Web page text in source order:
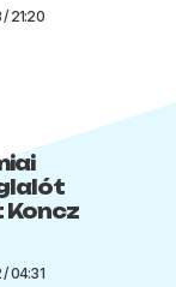
21:20
04:31